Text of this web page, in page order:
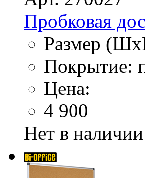
Пробковая
Размер
Покрытие:
Цена:
4 900
Нет в наличии